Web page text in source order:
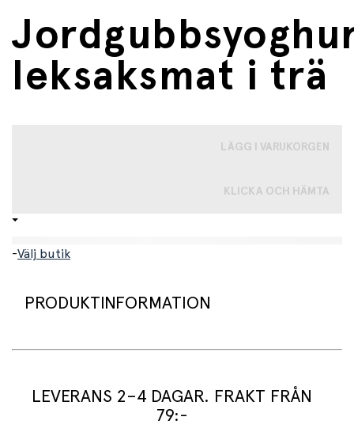
leksaksmat i trä
LÄGG I VARUKORGEN
KLICKA OCH HÄMTA
-Välj butik
PRODUKTINFORMATION
Yoghurt med jordgubbar. En söt liten låda med lock av
LEVERANS 2–4 DAGAR. FRAKT FRÅN
79:-